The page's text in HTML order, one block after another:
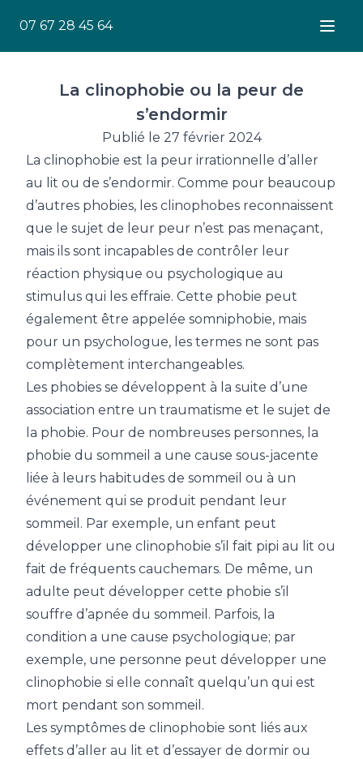
07 67 28 45 64
La clinophobie ou la peur de
s’endormir
Publié le 27 février 2024
La clinophobie est la peur irrationnelle d’aller
au lit ou de s’endormir. Comme pour beaucoup
d’autres phobies, les clinophobes reconnaissent
que le sujet de leur peur n’est pas menaçant,
mais ils sont incapables de contrôler leur
réaction physique ou psychologique au
stimulus qui les effraie. Cette phobie peut
également être appelée somniphobie, mais
pour un psychologue, les termes ne sont pas
complètement interchangeables.
Les phobies se développent à la suite d’une
association entre un traumatisme et le sujet de
la phobie. Pour de nombreuses personnes, la
phobie du sommeil a une cause sous-jacente
liée à leurs habitudes de sommeil ou à un
événement qui se produit pendant leur
sommeil. Par exemple, un enfant peut
développer une clinophobie s’il fait pipi au lit ou
fait de fréquents cauchemars. De même, un
adulte peut développer cette phobie s’il
souffre d’apnée du sommeil. Parfois, la
condition a une cause psychologique; par
exemple, une personne peut développer une
clinophobie si elle connaît quelqu’un qui est
mort pendant son sommeil.
Les symptômes de clinophobie sont liés aux
effets d’aller au lit et d’essayer de dormir ou